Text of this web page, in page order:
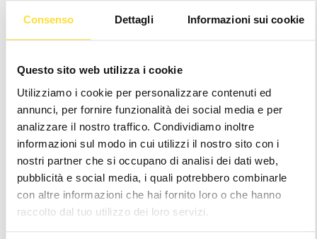
Consenso Dettagli Informazioni sui cookie
Questo sito web utilizza i cookie
Utilizziamo i cookie per personalizzare contenuti ed
annunci, per fornire funzionalità dei social media e per
analizzare il nostro traffico. Condividiamo inoltre
informazioni sul modo in cui utilizzi il nostro sito con i
nostri partner che si occupano di analisi dei dati web,
pubblicità e social media, i quali potrebbero combinarle
con altre informazioni che hai fornito loro o che hanno
raccolto dal tuo utilizzo dei loro servizi.
to fit the anatomy of the female foot. Read more
US
FIND YOUR SIZE SIZE GUIDE
36 37 38 39 39.5 40 41
42
Notice: It seems like you are visiting us from
Your location appears to be outside of our
shipping coverage area